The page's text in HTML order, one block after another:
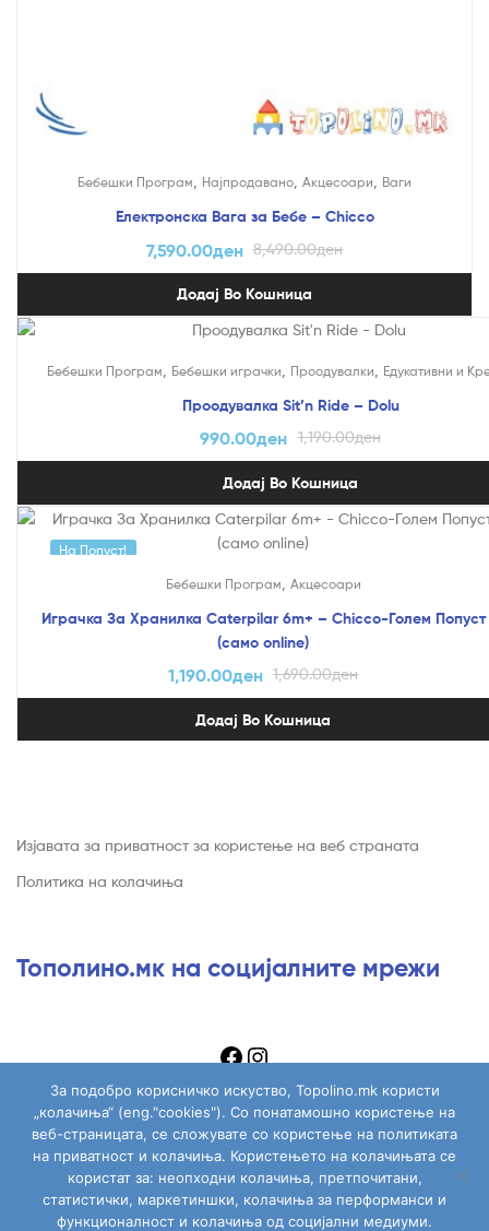
Бебешки Програм Најпродавано Акцесоари Ваги
Електронска Вага за Бебе – Chicco
8,490.00ден
7,590.00ден
Додај Во Кошница
Бебешки Програм Бебешки играчки Проодувалки Едукативни и
Проодувалка Sit’n Ride – Dolu
1,190.00ден
990.00ден
Додај Во Кошница
На Попуст!
Бебешки Програм Акцесоари
Играчка За Хранилка Caterpilar 6m+ – Chicco-Голем Попуст
(само online)
1,690.00ден
1,190.00ден
Додај Во Кошница
Изјавата за приватност за користење на веб страната
Политика на колачиња
Тополино.мк на социјалните мрежи
Copyright © 2026 Topolino.mk
За подобро корисничко искуство, Topolino.mk користи
„колачиња“ (eng."cookies"). Со понатамошно користење на
веб-страницата, се сложувате со користење на политиката
на приватност и колачиња. Користењето на колачињата се
користат за: неопходни колачиња, претпочитани,
статистички, маркетиншки, колачиња за перформанси и
функционалност и колачиња од социјални медиуми.